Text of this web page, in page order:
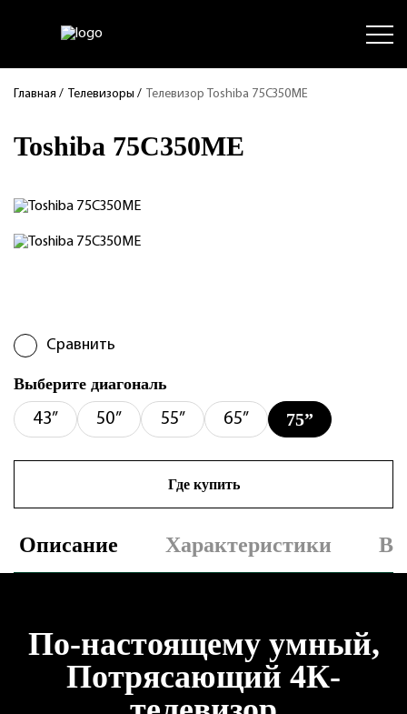
Главная / Телевизоры / Телевизор Toshiba 75C350ME
Toshiba 75C350ME
Сравнить
Выберите диагональ
43”
50” 55” 65” 75”
Где купить
Описание Характеристики
По-настоящему умный,
Потрясающий 4К-